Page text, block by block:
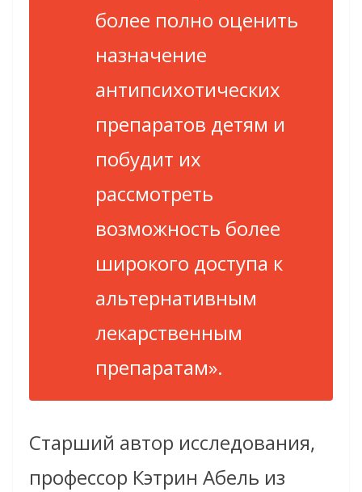
более полно оценить
назначение
антипсихотических
препаратов детям и
побудит их
рассмотреть
возможность более
широкого доступа к
альтернативным
лекарственным
препаратам».
Старший автор исследования,
профессор Кэтрин Абель из